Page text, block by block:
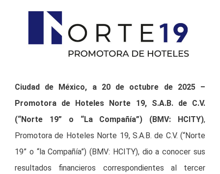
Ciudad de México, a 20 de octubre de 2025 –
Promotora de Hoteles Norte 19, S.A.B. de C.V.
(“Norte 19” o “La Compañía”) (BMV: HCITY),
Promotora de Hoteles Norte 19, S.A.B. de C.V. (“Norte
19” o “la Compañía”) (BMV: HCITY), dio a conocer sus
resultados financieros correspondientes al tercer